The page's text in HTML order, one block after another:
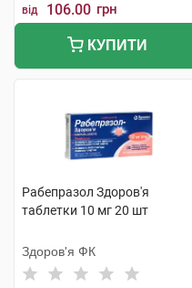
від 106.00 грн
КУПИТИ
Рабепразол Здоров'я
таблетки 10 мг 20 шт
Здоров'я ФК